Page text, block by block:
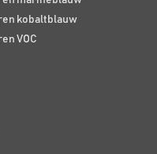
kobaltblauw
VOC